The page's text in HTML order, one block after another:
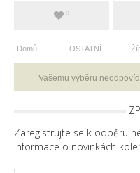
0
Domů —— OSTATNÍ ——
Vašemu výběru
Zaregistrujte se k odběru
informace o novinkách